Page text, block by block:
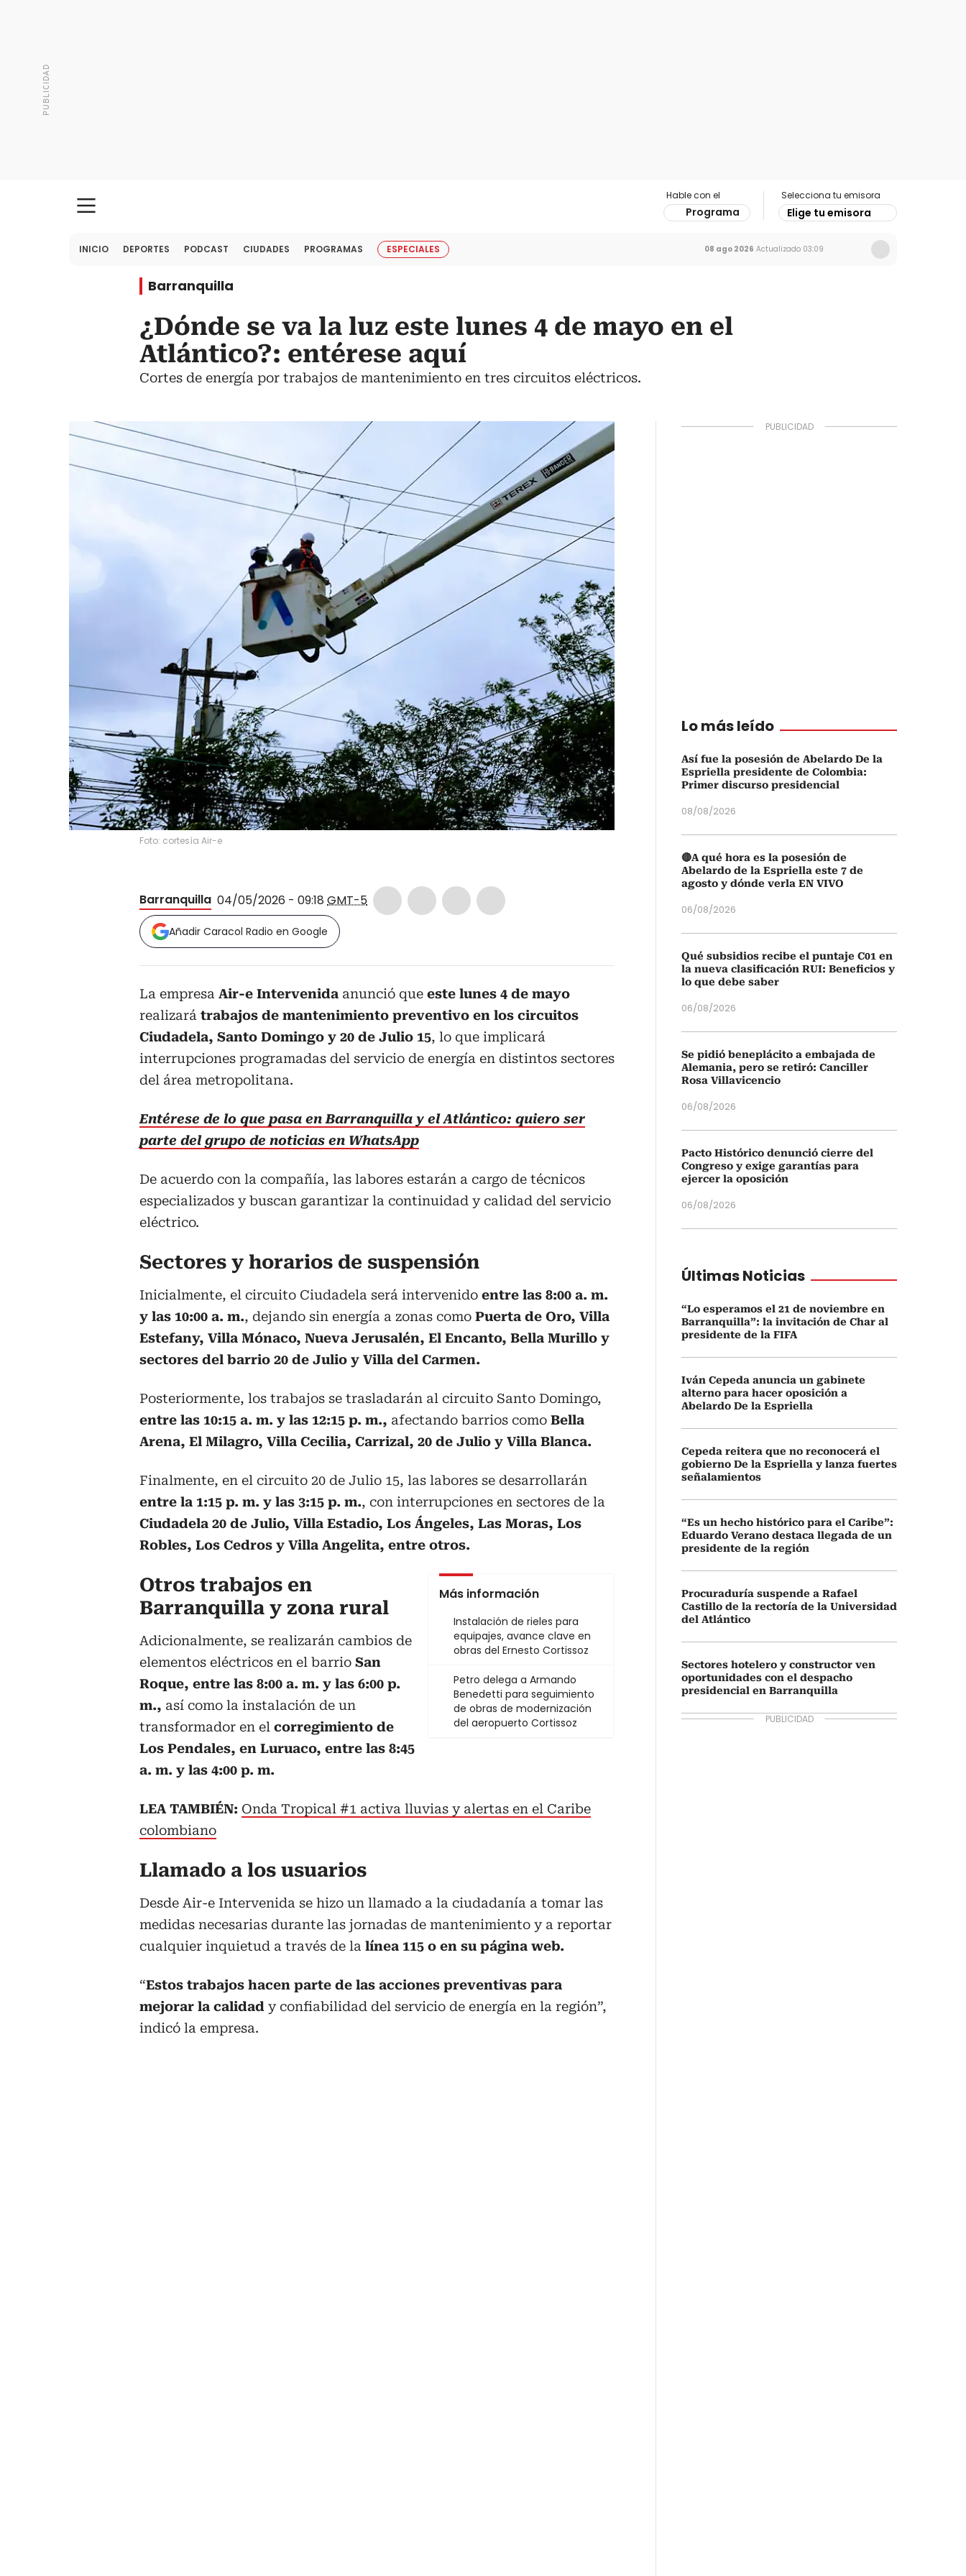
Hable con el
Programa
Selecciona tu emisora
Elige tu emisora
INICIO DEPORTES PODCAST CIUDADES PROGRAMAS ESPECIALES 08 ago 2026 Actualizado 03:09
Barranquilla
¿Dónde se va la luz este lunes 4 de mayo en el
Atlántico?: entérese aquí
Cortes de energía por trabajos de mantenimiento en tres circuitos eléctricos.
Foto: cortesía Air-e
Barranquilla 04/05/2026 - 09:18 GMT-5
Añadir Caracol Radio en Google
La empresa Air-e Intervenida anunció que este lunes 4 de mayo
realizará trabajos de mantenimiento preventivo en los circuitos
Ciudadela, Santo Domingo y 20 de Julio 15, lo que implicará
interrupciones programadas del servicio de energía en distintos sectores
del área metropolitana.
Entérese de lo que pasa en Barranquilla y el Atlántico: quiero ser
parte del grupo de noticias en WhatsApp
De acuerdo con la compañía, las labores estarán a cargo de técnicos
especializados y buscan garantizar la continuidad y calidad del servicio
eléctrico.
Sectores y horarios de suspensión
Inicialmente, el circuito Ciudadela será intervenido entre las 8:00 a. m.
y las 10:00 a. m., dejando sin energía a zonas como Puerta de Oro, Villa
Estefany, Villa Mónaco, Nueva Jerusalén, El Encanto, Bella Murillo y
sectores del barrio 20 de Julio y Villa del Carmen.
Posteriormente, los trabajos se trasladarán al circuito Santo Domingo,
entre las 10:15 a. m. y las 12:15 p. m., afectando barrios como Bella
Arena, El Milagro, Villa Cecilia, Carrizal, 20 de Julio y Villa Blanca.
Finalmente, en el circuito 20 de Julio 15, las labores se desarrollarán
entre la 1:15 p. m. y las 3:15 p. m., con interrupciones en sectores de la
Ciudadela 20 de Julio, Villa Estadio, Los Ángeles, Las Moras, Los
Robles, Los Cedros y Villa Angelita, entre otros.
Más información
Instalación de rieles para
equipajes, avance clave en
obras del Ernesto Cortissoz
Petro delega a Armando
Benedetti para seguimiento
de obras de modernización
del aeropuerto Cortissoz
Otros trabajos en
Barranquilla y zona rural
Adicionalmente, se realizarán cambios de
elementos eléctricos en el barrio San
Roque, entre las 8:00 a. m. y las 6:00 p.
m., así como la instalación de un
transformador en el corregimiento de
Los Pendales, en Luruaco, entre las 8:45
a. m. y las 4:00 p. m.
LEA TAMBIÉN: Onda Tropical #1 activa lluvias y alertas en el Caribe
colombiano
Llamado a los usuarios
Desde Air-e Intervenida se hizo un llamado a la ciudadanía a tomar las
medidas necesarias durante las jornadas de mantenimiento y a reportar
cualquier inquietud a través de la línea 115 o en su página web.
“Estos trabajos hacen parte de las acciones preventivas para
mejorar la calidad y confiabilidad del servicio de energía en la región”,
indicó la empresa.
Lo más leído
Así fue la posesión de Abelardo De la
Espriella presidente de Colombia:
Primer discurso presidencial
08/08/2026
🔴A qué hora es la posesión de
Abelardo de la Espriella este 7 de
agosto y dónde verla EN VIVO
06/08/2026
Qué subsidios recibe el puntaje C01 en
la nueva clasificación RUI: Beneficios y
lo que debe saber
06/08/2026
Se pidió beneplácito a embajada de
Alemania, pero se retiró: Canciller
Rosa Villavicencio
06/08/2026
Pacto Histórico denunció cierre del
Congreso y exige garantías para
ejercer la oposición
06/08/2026
Últimas Noticias
“Lo esperamos el 21 de noviembre en
Barranquilla”: la invitación de Char al
presidente de la FIFA
Iván Cepeda anuncia un gabinete
alterno para hacer oposición a
Abelardo De la Espriella
Cepeda reitera que no reconocerá el
gobierno De la Espriella y lanza fuertes
señalamientos
“Es un hecho histórico para el Caribe”:
Eduardo Verano destaca llegada de un
presidente de la región
Procuraduría suspende a Rafael
Castillo de la rectoría de la Universidad
del Atlántico
Sectores hotelero y constructor ven
oportunidades con el despacho
presidencial en Barranquilla